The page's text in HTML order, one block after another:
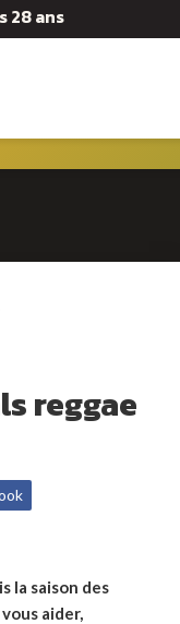
28 ans
reggae
la saison des
aider,